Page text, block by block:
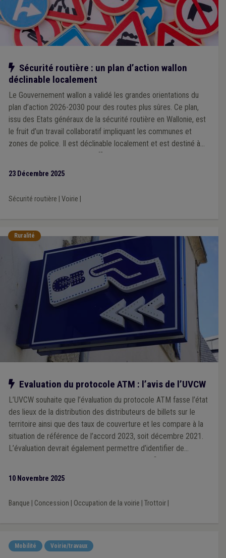
Notre action
Sécurité routière : un plan d’action wallon
déclinable localement
Le Gouvernement wallon a validé les grandes orientations du
plan d’action 2026-2030 pour des routes plus sûres. Ce plan,
issu des Etats généraux de la sécurité routière en Wallonie, est
le fruit d’un travail collaboratif impliquant les communes et
zones de police. Il est déclinable localement et est destiné à
devenir un outil concret et efficace que chaque ville et
23 Décembre 2025
Sécurité routière Voirie
Ruralité
Notre action
Evaluation du protocole ATM : l’avis de l’UVCW
L’UVCW souhaite que l’évaluation du protocole ATM fasse l’état
des lieux de la distribution des distributeurs de billets sur le
territoire ainsi que des taux de couverture et les compare à la
situation de référence de l’accord 2023, soit décembre 2021.
L’évaluation devrait également permettre d’identifier de
manière objective les zones mal desservies afin de pouvoir
10 Novembre 2025
Banque Concession Occupation de la voirie Trottoir|
Mobilité Voirie/travaux